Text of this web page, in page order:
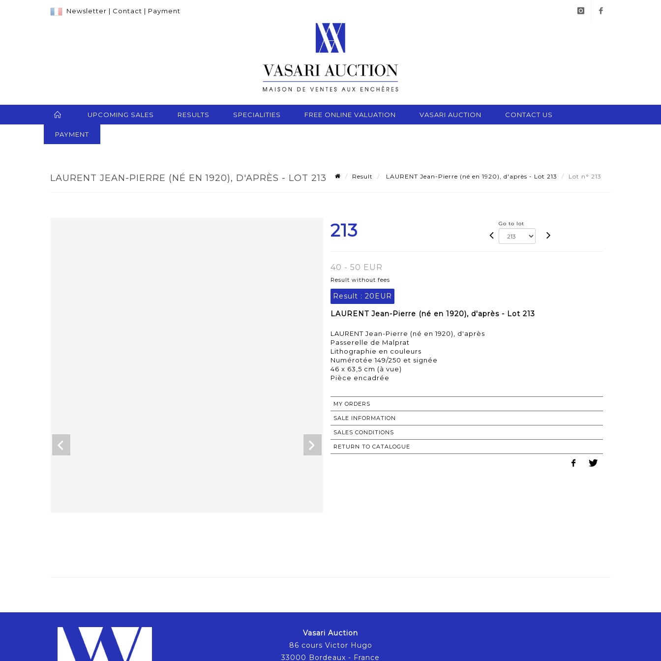
Newsletter | Contact | Payment
UPCOMING SALES RESULTS SPECIALITIES FREE ONLINE VALUATION VASARI AUCTION CONTACT US
PAYMENT
LAURENT JEAN-PIERRE (NÉ EN 1920), D'APRÈS - LOT 213 Result LAURENT Jean-Pierre (né en 1920), d'après - Lot 213 Lot n° 213
213 Go to lot
40 - 50 EUR
Result without fees
Result : 20EUR
LAURENT Jean-Pierre (né en 1920), d'après - Lot 213
LAURENT Jean-Pierre (né en 1920), d'après
Passerelle de Malprat
Lithographie en couleurs
Numérotée 149/250 et signée
46 x 63,5 cm (à vue)
Pièce encadrée
MY ORDERS
SALE INFORMATION
SALES CONDITIONS
RETURN TO CATALOGUE
Vasari Auction
86 cours Victor Hugo
33000 Bordeaux - France